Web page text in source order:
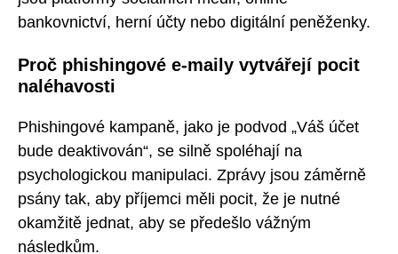
bankovnictví, herní účty nebo digitální peněženky.
Proč phishingové e-maily vytvářejí pocit
naléhavosti
Phishingové kampaně, jako je podvod „Váš účet
bude deaktivován“, se silně spoléhají na
psychologickou manipulaci. Zprávy jsou záměrně
psány tak, aby příjemci měli pocit, že je nutné
okamžitě jednat, aby se předešlo vážným
následkům.